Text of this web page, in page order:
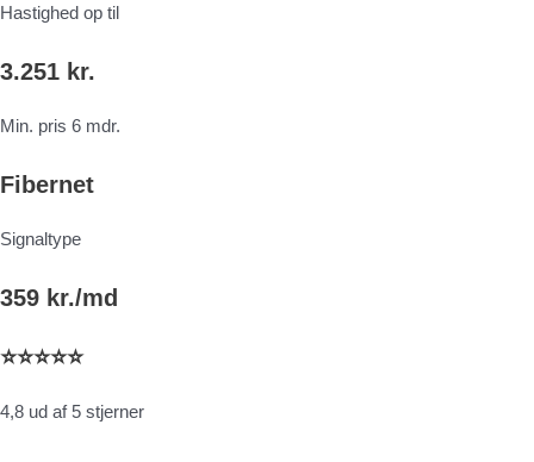
Hastighed op til
3.251 kr.
Min. pris 6 mdr.
Fibernet
Signaltype
359 kr./md
⭐⭐⭐⭐⭐
4,8 ud af 5 stjerner